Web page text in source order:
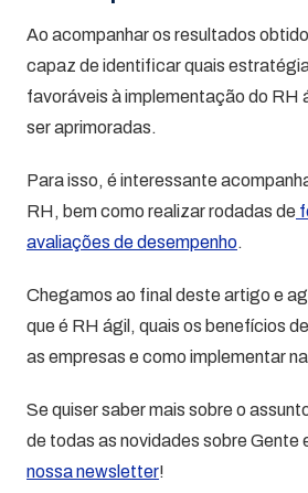
Ao acompanhar os resultados
capaz de identificar quais
favoráveis à implementação do RH
ser aprimoradas.
Para isso, é interessante
RH, bem como realizar rodadas de
avaliações de desempenho.
Chegamos ao final deste artigo e
que é RH ágil, quais os benefícios
as empresas e como implementar
Se quiser saber mais sobre o
de todas as novidades sobre Gente
nossa newsletter!